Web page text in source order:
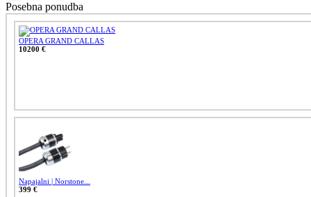
Posebna ponudba
OPERA GRAND CALLAS
10200 €
Napajalni | Norstone...
399 €